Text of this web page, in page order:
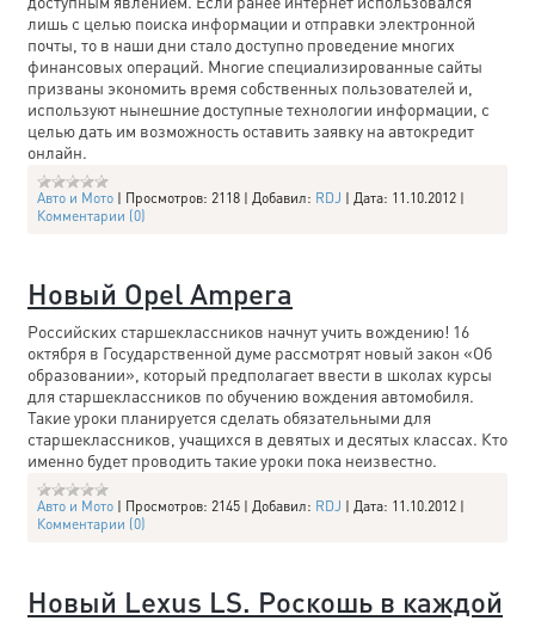
лишь с целью поиска информации и отправки электронной
почты, то в наши дни стало доступно проведение многих
финансовых операций. Многие специализированные сайты
призваны экономить время собственных пользователей и,
используют нынешние доступные технологии информации, с
целью дать им возможность оставить заявку на автокредит
онлайн.
Авто и Мото | Просмотров: 2118 | Добавил: RDJ | Дата: 11.10.2012 |
Комментарии (0)
Новый Opel Ampera
Российских старшеклассников начнут учить вождению! 16
октября в Государственной думе рассмотрят новый закон «Об
образовании», который предполагает ввести в школах курсы
для старшеклассников по обучению вождения автомобиля.
Такие уроки планируется сделать обязательными для
старшеклассников, учащихся в девятых и десятых классах. Кто
именно будет проводить такие уроки пока неизвестно.
Авто и Мото | Просмотров: 2145 | Добавил: RDJ | Дата: 11.10.2012 |
Комментарии (0)
Новый Lexus LS. Роскошь в каждой